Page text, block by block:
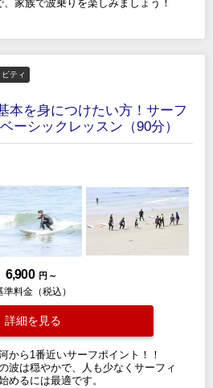
家族で波乗りを楽しみましょう！
ティ
本を身につけたい方！サーフ
ーシックレッスン（90分）
6,900 円 ～
準料金（税込）
詳細を見る
から1番近いサーフポイント！！
波は穏やかで、人も少なくサーフィ
めるには最適です。